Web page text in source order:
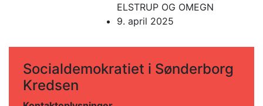
ELSTRUP OG OMEGN
9. april 2025
Socialdemokratiet i Sønderborg
Kredsen